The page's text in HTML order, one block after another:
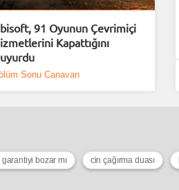
91 Oyunun Çevrimiçi
Kapattığını
Sonu Canavarı
bozar mı cin çağırma duası